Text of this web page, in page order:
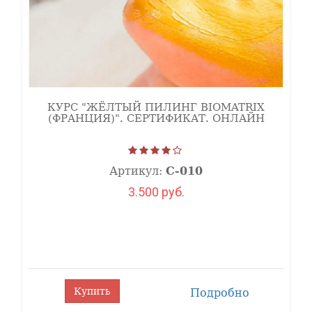
КУРС "ЖЁЛТЫЙ ПИЛИНГ BIOMATRIX
(ФРАНЦИЯ)". СЕРТИФИКАТ. ОНЛАЙН
Артикул: С-010
3.500 руб.
Купить Подробно